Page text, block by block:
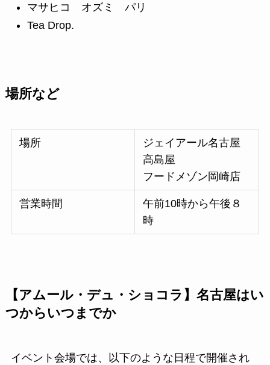
マサヒコ オズミ パリ
Tea Drop.
場所など
場所
ジェイアール名古屋
高島屋
フードメゾン岡崎店
営業時間
午前10時から午後８
時
【アムール・デュ・ショコラ】名古屋はい
つからいつまでか
イベント会場では、以下のような日程で開催され